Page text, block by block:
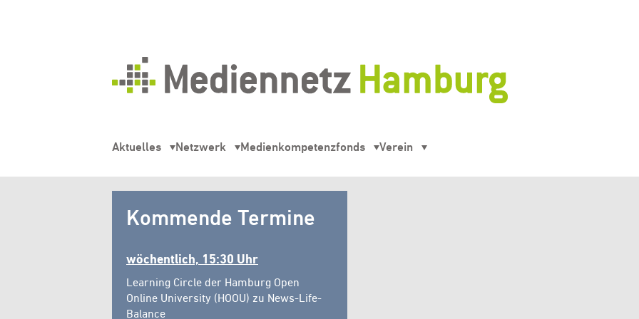
Aktuelles Netzwerk Medienkompetenzfonds Verein
Mediennetz
Hamburg
Kommende Termine
wöchentlich, 15:30 Uhr
Learning Circle der Hamburg Open
Online University (HOOU) zu News-Life-
Balance